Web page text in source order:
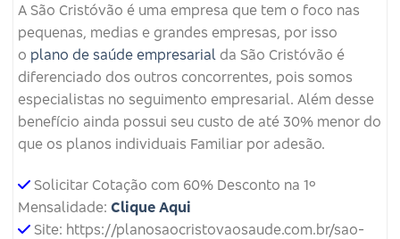
A São Cristóvão é uma empresa que tem o foco nas
pequenas, medias e grandes empresas, por isso
o plano de saúde empresarial da São Cristóvão é
diferenciado dos outros concorrentes, pois somos
especialistas no seguimento empresarial. Além desse
benefício ainda possui seu custo de até 30% menor do
que os planos individuais Familiar por adesão.
Solicitar Cotação com 60% Desconto na 1º
Mensalidade: Clique Aqui
Site: https://planosaocristovaosaude.com.br/sao-